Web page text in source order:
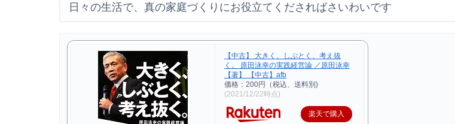
日々の生活で、真の家庭づくりにお役立てくださればさいわいです
【中古】 大きく、しぶとく、考え抜
く。 原田泳幸の実践経営論 ／原田泳幸
【著】 【中古】afb
価格：200円（税込、送料別)
(2021/12/22時点)
楽天で購入